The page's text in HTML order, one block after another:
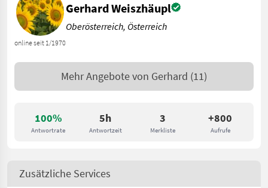
100%
Antwortrate
5h
Antwortzeit
3
Merkliste
+800
Aufrufe
online seit 1/1970
Gerhard Weiszhäupl
Oberösterreich, Österreich
Mehr Angebote von Gerhard (11)
Zusätzliche Services